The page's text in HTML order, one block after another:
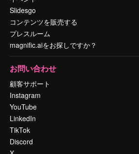
Slidesgo
コンテンツを販売する
プレスルーム
magnific.aiをお探しですか？
お問い合わせ
顧客サポート
Instagram
YouTube
LinkedIn
TikTok
Discord